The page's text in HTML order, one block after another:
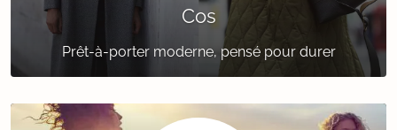
Cos
Prêt-à-porter moderne, pensé pour durer